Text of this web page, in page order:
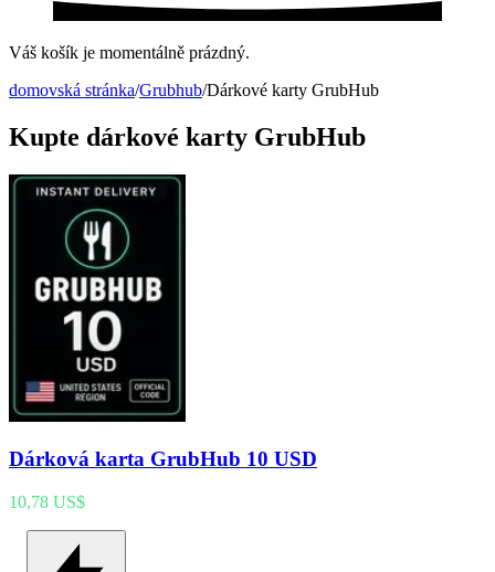
Váš košík je momentálně prázdný.
domovská stránka/Grubhub/Dárkové karty GrubHub
Kupte dárkové karty GrubHub
Dárková karta GrubHub 10 USD
10,78 US$